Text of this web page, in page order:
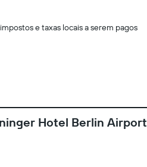
e taxas locais a serem pagos
Hotel Berlin Airport